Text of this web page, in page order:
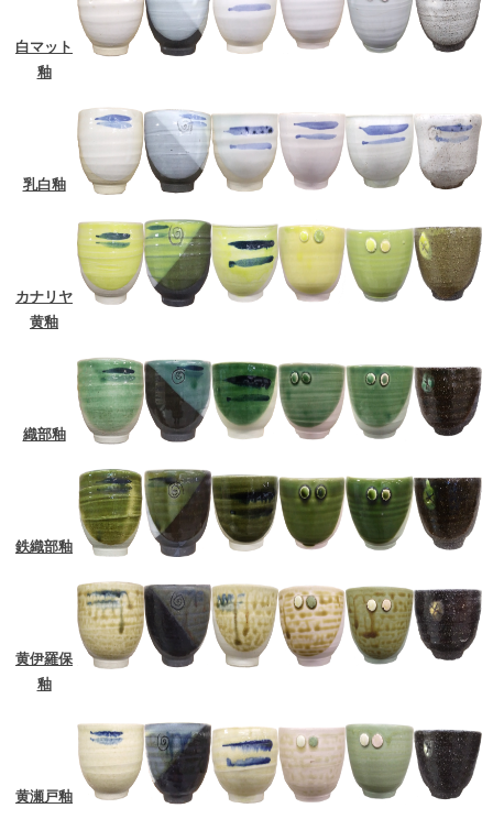
白マット
釉
乳白釉
カナリヤ
黄釉
織部釉
鉄織部釉
黄伊羅保
釉
黄瀬戸釉